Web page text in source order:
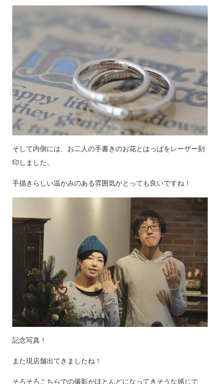
そして内側には、お二人の手書きのお花とはっぱをレーザー刻
印しました。
手描きらしい温かみのある雰囲気がとっても良いですね！
記念写真！
また現店舗出てきましたね！
そろそろこちらでの撮影がほとんどになってきそうな感じで